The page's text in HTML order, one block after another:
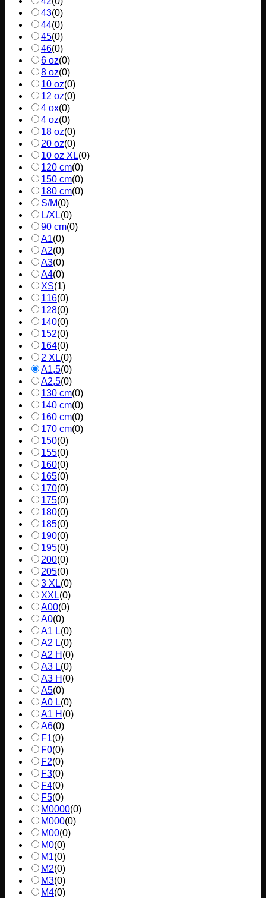
43(0)
44(0)
45(0)
46(0)
6 oz(0)
8 oz(0)
10 oz(0)
12 oz(0)
4 ox(0)
4 oz(0)
18 oz(0)
20 oz(0)
10 oz XL(0)
120 cm(0)
150 cm(0)
180 cm(0)
S/M(0)
L/XL(0)
90 cm(0)
A1(0)
A2(0)
A3(0)
A4(0)
XS(1)
116(0)
128(0)
140(0)
152(0)
164(0)
2 XL(0)
A1,5(0)
A2,5(0)
130 cm(0)
140 cm(0)
160 cm(0)
170 cm(0)
150(0)
155(0)
160(0)
165(0)
170(0)
175(0)
180(0)
185(0)
190(0)
195(0)
200(0)
205(0)
3 XL(0)
XXL(0)
A00(0)
A0(0)
A1 L(0)
A2 L(0)
A2 H (0)
A3 L(0)
A3 H (0)
A5(0)
A0 L(0)
A1 H (0)
A6(0)
F1(0)
F0(0)
F2(0)
F3(0)
F4(0)
F5(0)
M0000(0)
M000(0)
M00(0)
M0(0)
M1(0)
M2(0)
M3(0)
M4(0)